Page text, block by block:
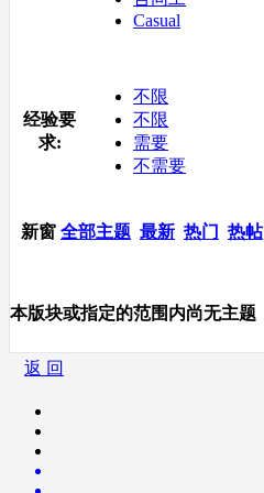
Casual
经验要
求:
不限
不限
需要
不需要
新窗 全部主题 最新 热门 热帖
本版块或指定的范围内尚无主题
返 回